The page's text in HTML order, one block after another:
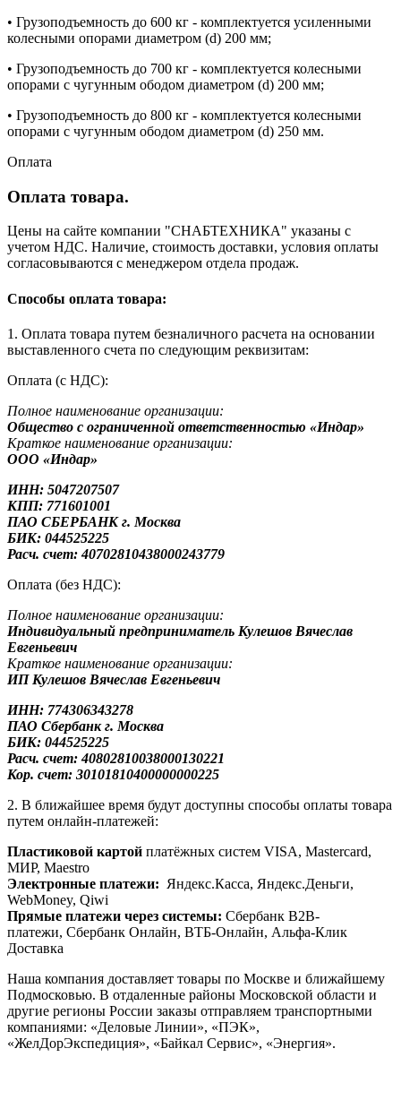
• Грузоподъемность до 600 кг - комплектуется усиленными
колесными опорами диаметром (d) 200 мм;
• Грузоподъемность до 700 кг - комплектуется колесными
опорами с чугунным ободом диаметром (d) 200 мм;
• Грузоподъемность до 800 кг - комплектуется колесными
опорами с чугунным ободом диаметром (d) 250 мм.
Оплата
Оплата товара.
Цены на сайте компании "СНАБТЕХНИКА" указаны с
учетом НДС. Наличие, стоимость доставки, условия оплаты
согласовываются с менеджером отдела продаж.
Способы оплата товара:
1. Оплата товара путем безналичного расчета на основании
выставленного счета по следующим реквизитам:
Оплата (с НДС):
Полное наименование организации:
Общество с ограниченной ответственностью «Индар»
Краткое наименование организации:
ООО «Индар»
ИНН: 5047207507
КПП: 771601001
ПАО СБЕРБАНК г. Москва
БИК: 044525225
Расч. счет: 40702810438000243779
Оплата (без НДС):
Полное наименование организации:
Индивидуальный предприниматель Кулешов Вячеслав
Евгеньевич
Краткое наименование организации:
ИП Кулешов Вячеслав Евгеньевич
ИНН: 774306343278
ПАО Сбербанкг. Москва
БИК: 044525225
Расч. счет: 40802810038000130221
Кор. счет: 30101810400000000225
2. В ближайшее время будут доступны способы оплаты товара
путем онлайн-платежей:
Пластиковой картой платёжных систем VISA, Mastercard,
МИР, Maestrо
Электронные платежи: Яндекс.Касса, Яндекс.Деньги,
WebMoney, Qiwi
Прямые платежи через системы: Сбербанк B2B-
платежи, Сбербанк Онлайн, ВТБ-Онлайн, Альфа-Клик
Доставка
Наша компания доставляет товары по Москве и ближайшему
Подмосковью. В отдаленные районы Московской области и
другие регионы России заказы отправляем транспортными
компаниями: «Деловые Линии», «ПЭК»,
«ЖелДорЭкспедиция», «Байкал Сервис», «Энергия».